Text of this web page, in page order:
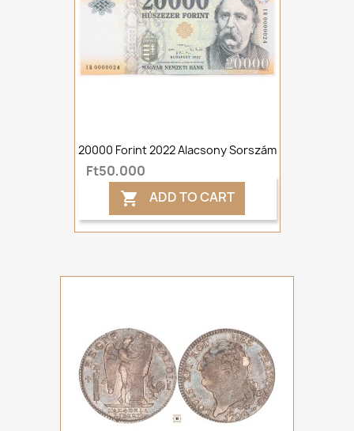
20000 Forint 2022 Alacsony Sorszám
Ft50,000
 ADD TO CART